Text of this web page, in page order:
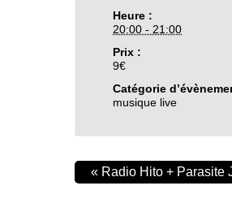
Heure :
20:00 - 21:00
Prix :
9€
Catégorie
musique live
« Radio Hito + Parasite